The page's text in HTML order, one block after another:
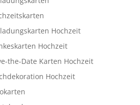
Hochzeit
Hochzeit
the-Date Karten Hochzeit
Hochzeit